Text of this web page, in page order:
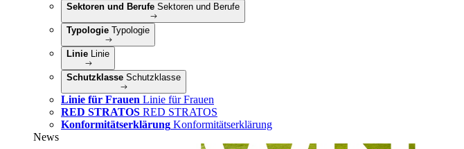
Sektoren und Berufe Sektoren und Berufe
Typologie Typologie
Linie Linie
Schutzklasse Schutzklasse
Linie für Frauen Linie für Frauen
RED STRATOS RED STRATOS
Konformitätserklärung Konformitätserklärung
News